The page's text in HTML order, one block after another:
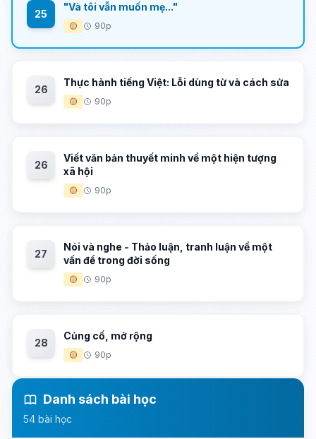
25
"Và tôi vẫn muốn mẹ..."
🟡 90p
26
Thực hành tiếng Việt: Lỗi dùng từ và cách sửa
🟡 90p
26
Viết văn bản thuyết minh về một hiện tượng
xã hội
🟡 90p
27
Nói và nghe - Thảo luận, tranh luận về một
vấn đề trong đời sống
🟡 90p
28
Củng cố, mở rộng
🟡 90p
Danh sách bài học
54 bài học